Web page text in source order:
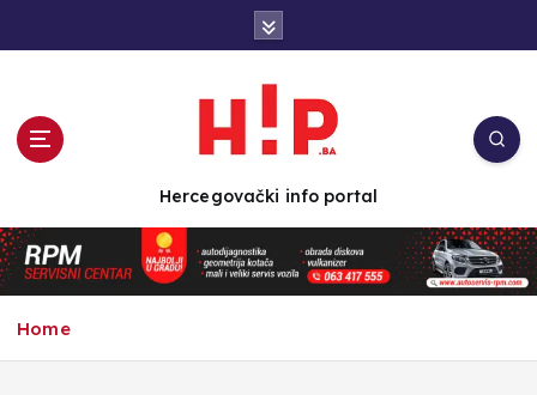
n
t
e
Hercegovački info portal
Home